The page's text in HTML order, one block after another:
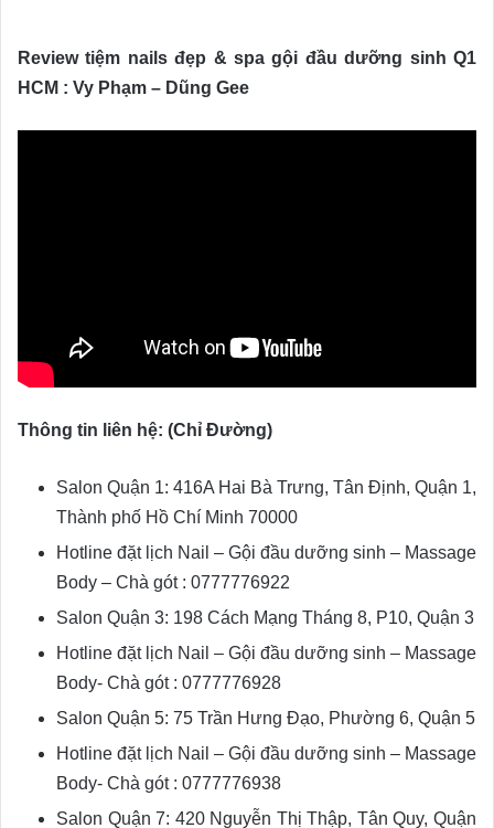
Review tiệm nails đẹp & spa gội đầu dưỡng sinh Q1
HCM : Vy Phạm – Dũng Gee
Thông tin liên hệ: (Chỉ Đường)
Salon Quận 1: 416A Hai Bà Trưng, Tân Định, Quận 1,
Thành phố Hồ Chí Minh 70000
Hotline đặt lịch Nail – Gội đầu dưỡng sinh – Massage
Body – Chà gót : 0777776922
Salon Quận 3: 198 Cách Mạng Tháng 8, P10, Quận 3
Hotline đặt lịch Nail – Gội đầu dưỡng sinh – Massage
Body- Chà gót : 0777776928
Salon Quận 5: 75 Trần Hưng Đạo, Phường 6, Quận 5
Hotline đặt lịch Nail – Gội đầu dưỡng sinh – Massage
Body- Chà gót : 0777776938
Salon Quận 7: 420 Nguyễn Thị Thập, Tân Quy, Quận